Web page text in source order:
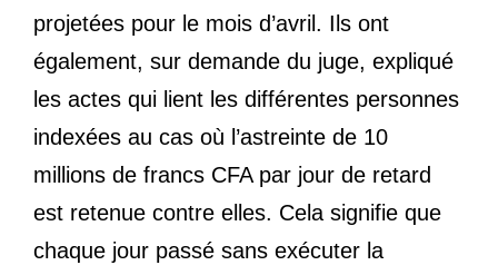
projetées pour le mois d’avril. Ils ont
également, sur demande du juge, expliqué
les actes qui lient les différentes personnes
indexées au cas où l’astreinte de 10
millions de francs CFA par jour de retard
est retenue contre elles. Cela signifie que
chaque jour passé sans exécuter la